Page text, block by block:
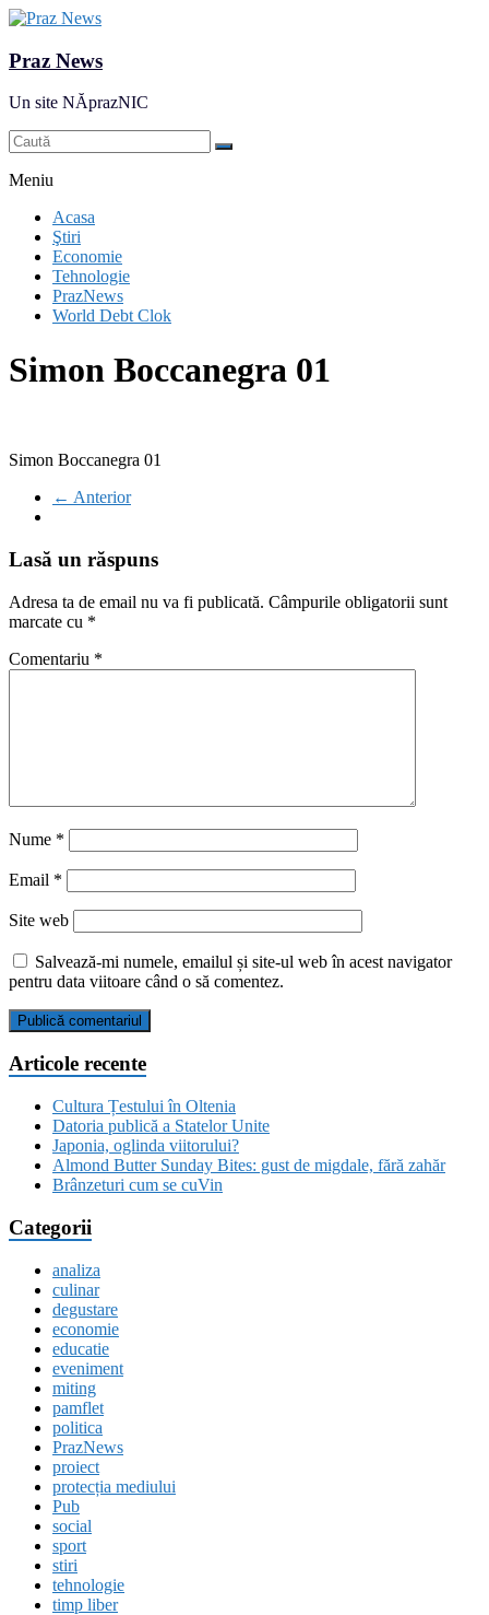
Praz News
Un site NĂprazNIC
Meniu
Acasa
Ştiri
Economie
Tehnologie
PrazNews
World Debt Clok
Simon Boccanegra 01
Simon Boccanegra 01
← Anterior
Lasă un răspuns
Adresa ta de email nu va fi publicată. Câmpurile obligatorii sunt
marcate cu *
Comentariu *
Nume *
Email *
Site web
Salvează-mi numele, emailul și site-ul web în acest navigator
pentru data viitoare când o să comentez.
Articole recente
Cultura Țestului în Oltenia
Datoria publică a Statelor Unite
Japonia, oglinda viitorului?
Almond Butter Sunday Bites: gust de migdale, fără zahăr
Brânzeturi cum se cuVin
Categorii
analiza
culinar
degustare
economie
educatie
eveniment
miting
pamflet
politica
PrazNews
proiect
protecția mediului
Pub
social
sport
stiri
tehnologie
timp liber